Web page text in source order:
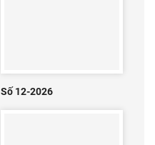
Số 12-2026